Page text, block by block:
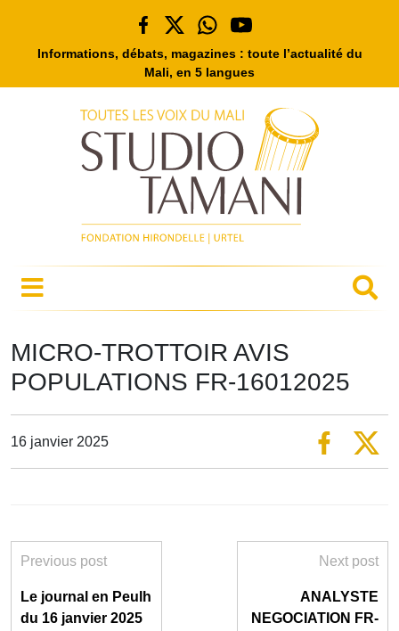
Informations, débats, magazines : toute l’actualité du
Mali, en 5 langues
MICRO-TROTTOIR AVIS
POPULATIONS FR-16012025
16 janvier 2025
Previous post
Le journal en Peulh
du 16 janvier 2025
Next post
ANALYSTE
NEGOCIATION FR-